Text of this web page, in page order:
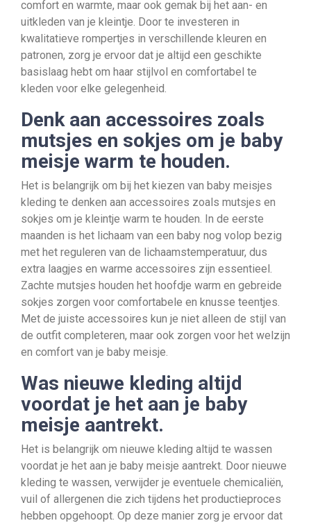
comfort en warmte, maar ook gemak bij het aan- en
uitkleden van je kleintje. Door te investeren in
kwalitatieve rompertjes in verschillende kleuren en
patronen, zorg je ervoor dat je altijd een geschikte
basislaag hebt om haar stijlvol en comfortabel te
kleden voor elke gelegenheid.
Denk aan accessoires zoals
mutsjes en sokjes om je baby
meisje warm te houden.
Het is belangrijk om bij het kiezen van baby meisjes
kleding te denken aan accessoires zoals mutsjes en
sokjes om je kleintje warm te houden. In de eerste
maanden is het lichaam van een baby nog volop bezig
met het reguleren van de lichaamstemperatuur, dus
extra laagjes en warme accessoires zijn essentieel.
Zachte mutsjes houden het hoofdje warm en gebreide
sokjes zorgen voor comfortabele en knusse teentjes.
Met de juiste accessoires kun je niet alleen de stijl van
de outfit completeren, maar ook zorgen voor het welzijn
en comfort van je baby meisje.
Was nieuwe kleding altijd
voordat je het aan je baby
meisje aantrekt.
Het is belangrijk om nieuwe kleding altijd te wassen
voordat je het aan je baby meisje aantrekt. Door nieuwe
kleding te wassen, verwijder je eventuele chemicaliën,
vuil of allergenen die zich tijdens het productieproces
hebben opgehoopt. Op deze manier zorg je ervoor dat